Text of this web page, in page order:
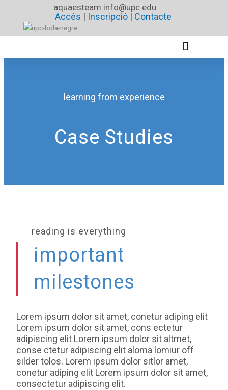
contingut
aquaesteam.info@upc.edu
Accés | Inscripció | Contacte
learning from experience
Case Studies
reading is everything
important
milestones
Lorem ipsum dolor sit amet, conetur adiping elit
Lorem ipsum dolor sit amet, cons ectetur
adipiscing elit Lorem ipsum dolor sit altmet,
conse ctetur adipiscing elit aloma lomiur off
silder tolos. Lorem ipsum dolor sitlor amet,
conetur adiping elit Lorem ipsum dolor sit amet,
consectetur adipiscing elit.